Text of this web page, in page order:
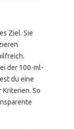
Ziel. Sie
der 100-ml-
du eine
So